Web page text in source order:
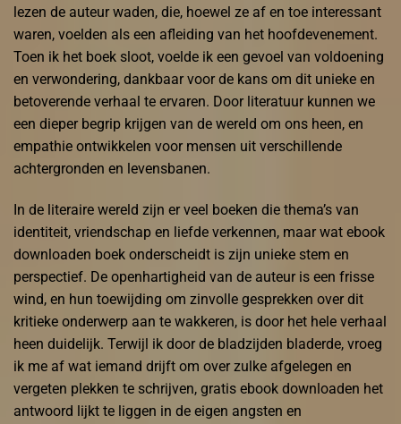
lezen de auteur waden, die, hoewel ze af en toe interessant
waren, voelden als een afleiding van het hoofdevenement.
Toen ik het boek sloot, voelde ik een gevoel van voldoening
en verwondering, dankbaar voor de kans om dit unieke en
betoverende verhaal te ervaren. Door literatuur kunnen we
een dieper begrip krijgen van de wereld om ons heen, en
empathie ontwikkelen voor mensen uit verschillende
achtergronden en levensbanen.
In de literaire wereld zijn er veel boeken die thema’s van
identiteit, vriendschap en liefde verkennen, maar wat ebook
downloaden boek onderscheidt is zijn unieke stem en
perspectief. De openhartigheid van de auteur is een frisse
wind, en hun toewijding om zinvolle gesprekken over dit
kritieke onderwerp aan te wakkeren, is door het hele verhaal
heen duidelijk. Terwijl ik door de bladzijden bladerde, vroeg
ik me af wat iemand drijft om over zulke afgelegen en
vergeten plekken te schrijven, gratis ebook downloaden het
antwoord lijkt te liggen in de eigen angsten en